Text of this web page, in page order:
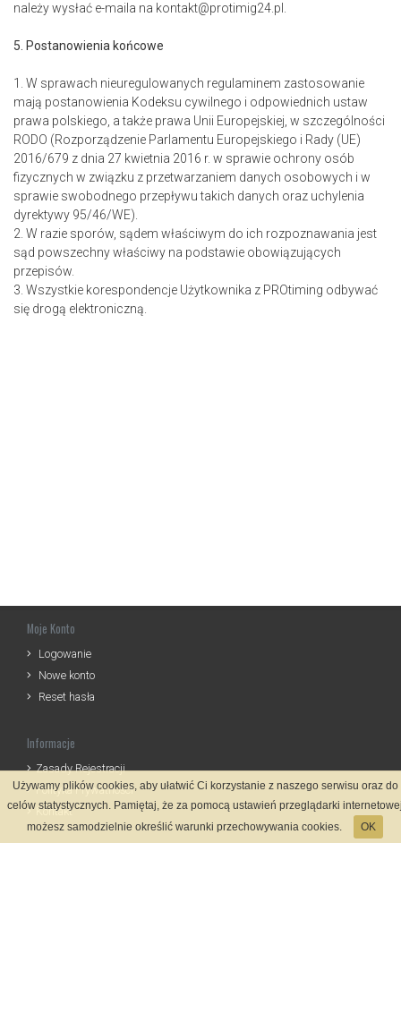
należy wysłać e-maila na kontakt@protimig24.pl.
5. Postanowienia końcowe
1. W sprawach nieuregulowanych regulaminem zastosowanie
mają postanowienia Kodeksu cywilnego i odpowiednich ustaw
prawa polskiego, a także prawa Unii Europejskiej, w szczególności
RODO (Rozporządzenie Parlamentu Europejskiego i Rady (UE)
2016/679 z dnia 27 kwietnia 2016 r. w sprawie ochrony osób
fizycznych w związku z przetwarzaniem danych osobowych i w
sprawie swobodnego przepływu takich danych oraz uchylenia
dyrektywy 95/46/WE).
2. W razie sporów, sądem właściwym do ich rozpoznawania jest
sąd powszechny właściwy na podstawie obowiązujących
przepisów.
3. Wszystkie korespondencje Użytkownika z PROtiming odbywać
się drogą elektroniczną.
Moje Konto
Logowanie
Nowe konto
Reset hasła
Informacje
Zasady Rejestracji
Polityka Prywatności
Kontakt
Używamy plików cookies, aby ułatwić Ci korzystanie z naszego serwisu oraz do
celów statystycznych. Pamiętaj, że za pomocą ustawień przeglądarki
możesz samodzielnie określić warunki przechowywania cookies.
OK